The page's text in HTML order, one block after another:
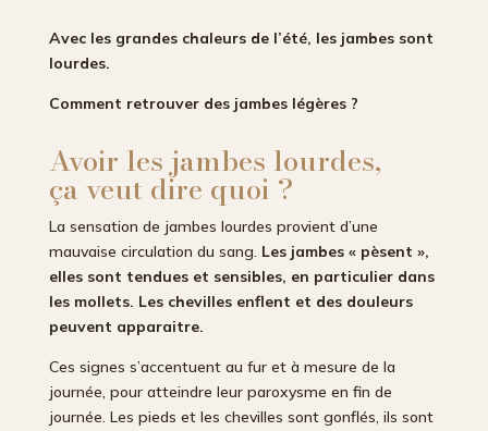
Avec les grandes chaleurs de l’été, les jambes sont
lourdes.
Comment retrouver des jambes légères ?
Avoir les jambes lourdes,
ça veut dire quoi ?
La sensation de jambes lourdes provient d’une
mauvaise circulation du sang. Les jambes « pèsent »,
elles sont tendues et sensibles, en particulier dans
les mollets. Les chevilles enflent et des douleurs
peuvent apparaitre.
Ces signes s’accentuent au fur et à mesure de la
journée, pour atteindre leur paroxysme en fin de
journée. Les pieds et les chevilles sont gonflés, ils sont